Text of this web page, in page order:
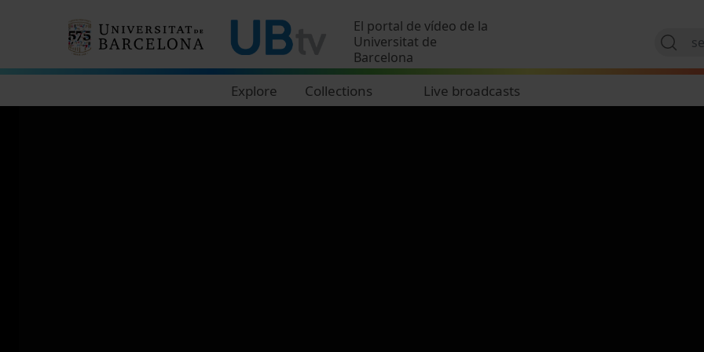
El portal de vídeo de la
Universitat de
Barcelona
Explore Collections Live broadcasts